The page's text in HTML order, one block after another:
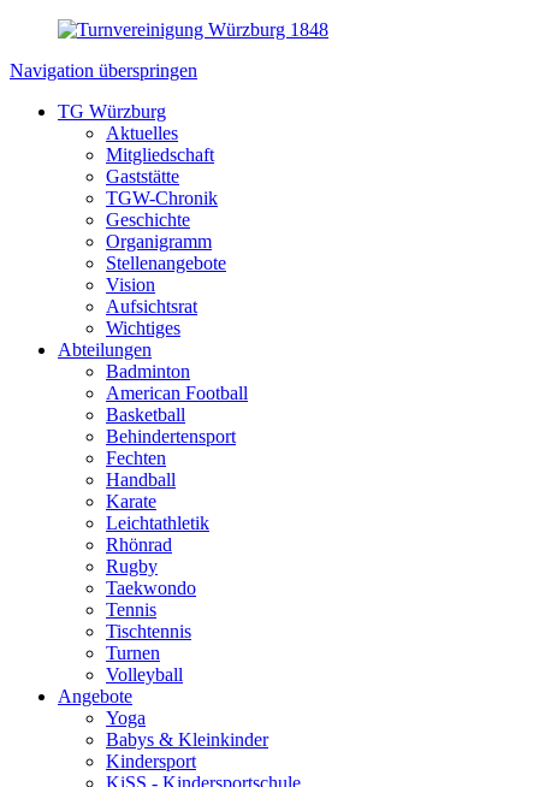
Navigation überspringen
TG Würzburg
Aktuelles
Mitgliedschaft
Gaststätte
TGW-Chronik
Geschichte
Organigramm
Stellenangebote
Vision
Aufsichtsrat
Wichtiges
Abteilungen
Badminton
American Football
Basketball
Behindertensport
Fechten
Handball
Karate
Leichtathletik
Rhönrad
Rugby
Taekwondo
Tennis
Tischtennis
Turnen
Volleyball
Angebote
Yoga
Babys & Kleinkinder
Kindersport
KiSS - Kindersportschule